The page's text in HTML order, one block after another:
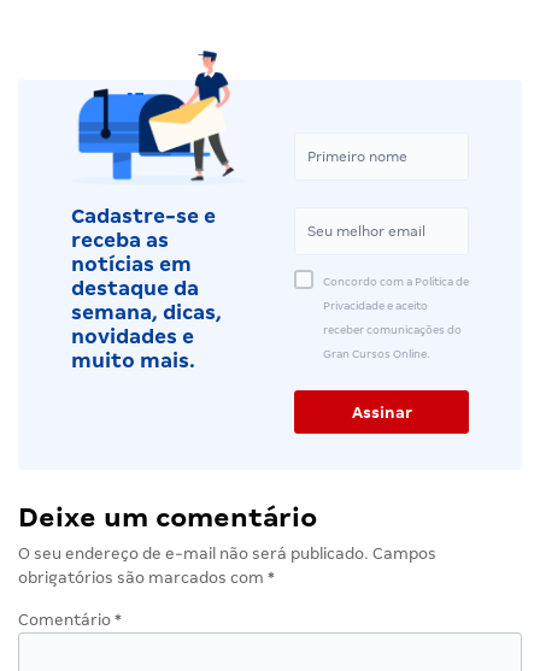
Cadastre-se e
receba as
notícias em
destaque da
semana, dicas,
novidades e
muito mais.
Concordo com a Política de
Privacidade e aceito
receber comunicações do
Gran Cursos Online.
Deixe um comentário
O seu endereço de e-mail não será publicado. Campos
obrigatórios são marcados com *
Comentário *